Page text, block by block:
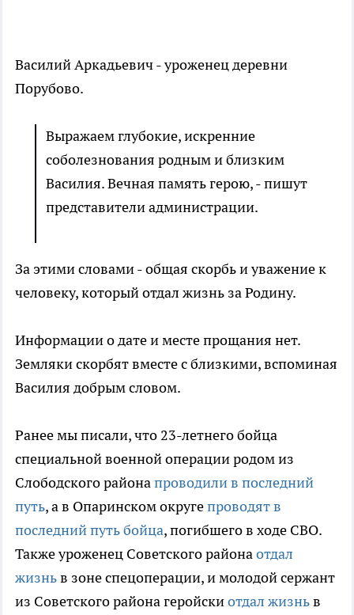
Василий Аркадьевич - уроженец деревни
Порубово.
Выражаем глубокие, искренние
соболезнования родным и близким
Василия. Вечная память герою, - пишут
представители администрации.
За этими словами - общая скорбь и уважение к
человеку, который отдал жизнь за Родину.
Информации о дате и месте прощания нет.
Земляки скорбят вместе с близкими, вспоминая
Василия добрым словом.
Ранее мы писали, что 23-летнего бойца
специальной военной операции родом из
Слободского районапроводили в последний
путь, а в Опаринском округепроводят в
последний путь бойца, погибшего в ходе СВО.
Также уроженец Советского районаотдал
жизньв зоне спецоперации, и молодой сержант
из Советского района геройскиотдал жизньв